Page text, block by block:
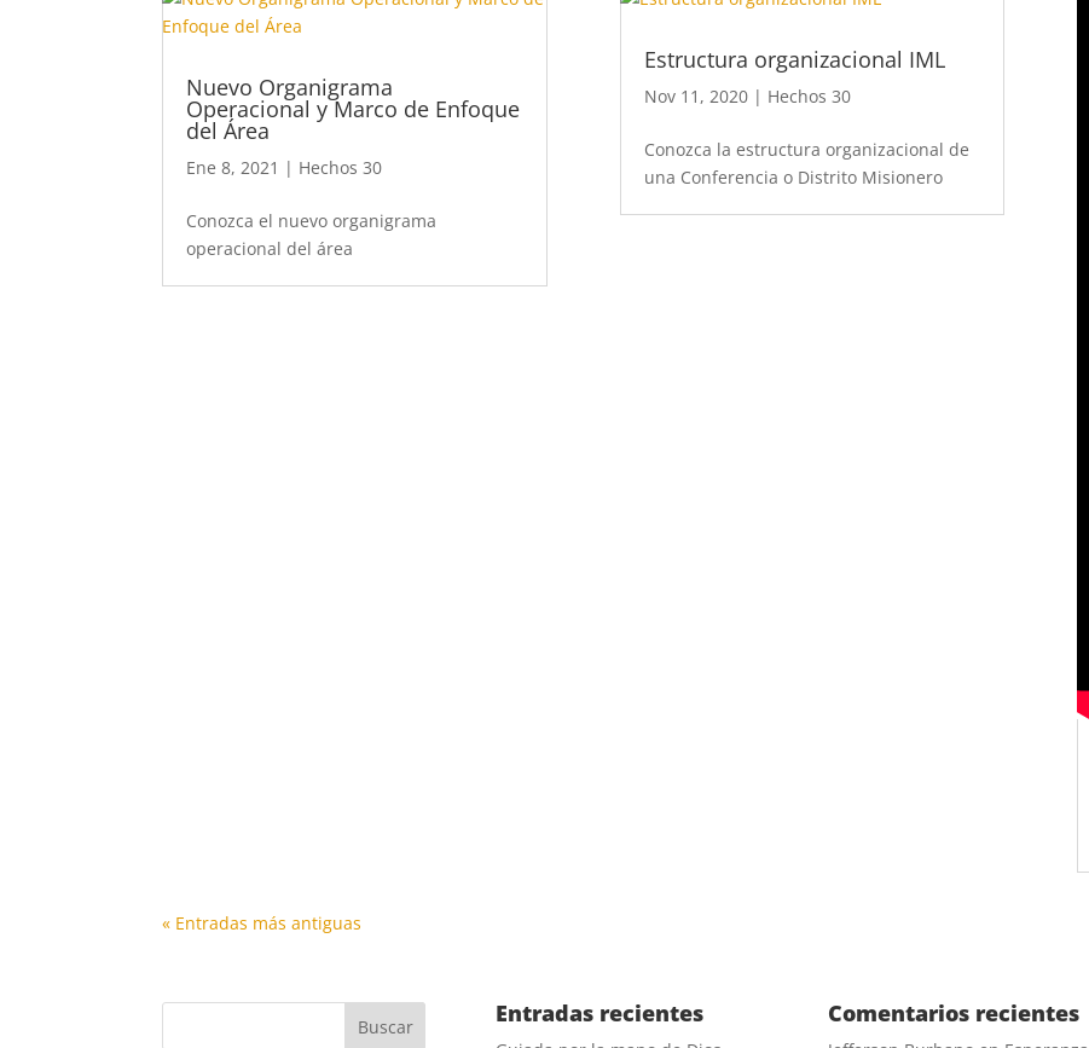
Nuevo Organigrama
Operacional y Marco de Enfoque
del Área
Ene 8, 2021 | Hechos 30
Conozca el nuevo organigrama
operacional del área
Estructura organizacional IML
Nov 11, 2020| Hechos 30
Conozca la estructura organizacional de
una Conferencia o Distrito Misionero
« Entradas más antiguas
Entradas recientes Comentarios recientes